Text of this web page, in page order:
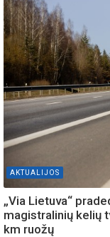
AKTUALIJOS
„Via Lietuva“
magistralinių kelių
km ruožų